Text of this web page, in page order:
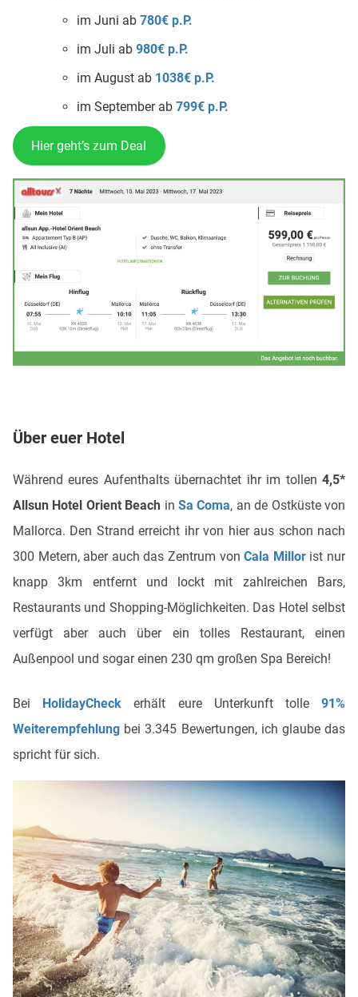
im Juni ab 780€ p.P.
im Juli ab 980€ p.P.
im August ab 1038€ p.P.
im September ab 799€ p.P.
Hier geht’s zum Deal
Über euer Hotel
Während eures Aufenthalts übernachtet ihr im tollen 4,5*
Allsun Hotel Orient Beach inSa Coma, an de Ostküste von
Mallorca. Den Strand erreicht ihr von hier aus schon nach
300 Metern, aber auch das Zentrum vonCala Millorist nur
knapp 3km entfernt und lockt mit zahlreichen Bars,
Restaurants und Shopping-Möglichkeiten. Das Hotel selbst
verfügt aber auch über ein tolles Restaurant, einen
Außenpool und sogar einen 230 qm großen Spa Bereich!
Bei HolidayCheck erhält eure Unterkunft tolle91%
Weiterempfehlung bei 3.345 Bewertungen, ich glaube das
spricht für sich.